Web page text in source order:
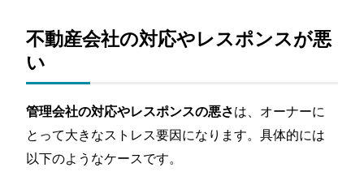
賃貸管理会社を変えたいときは？変更手続きの
①「新しい管理会社」と契約する
③家賃保証会社へ連絡する
④引継ぎを行い、入居者へ周知する
まとめ
不動産会社の対応やレスポンスが悪
い
管理会社の対応やレスポンスの悪さは、オーナーに
とって大きなストレス要因になります。具体的には
以下のようなケースです。